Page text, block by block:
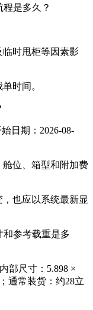
是多久？
时甩柜等因素影
时间。
日期：2026-08-
位、箱型和附加费
也应以系统最新显
和参考载重是多
部尺寸：5.898 ×
通常装货：约28立